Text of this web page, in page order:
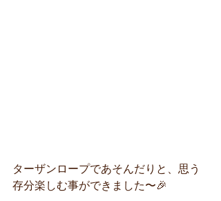
ターザンロープであそんだりと、思う
存分楽しむ事ができました〜🎉